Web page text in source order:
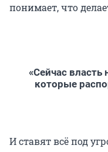
понимает, что
«Сейчас
которые
И ставят всё под